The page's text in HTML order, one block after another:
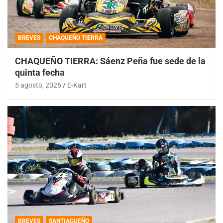
BREVES CHAQUEÑO TIERRA
CHAQUEÑO TIERRA: Sáenz Peña fue sede de la
quinta fecha
5 agosto, 2026 E-Kart
BREVES SANTIAGUEÑO